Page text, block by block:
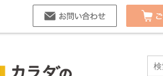
お問い合わせ